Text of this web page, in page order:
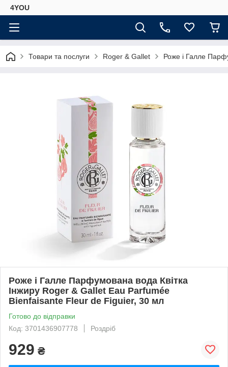
4YOU
Товари та послуги Roger & Gallet Роже і Галле
Роже і Галле Парфумована вода Квітка
Інжиру Roger & Gallet Eau Parfumée
Bienfaisante Fleur de Figuier, 30 мл
Готово до відправки
Код: 3701436907778
Роздріб
929 ₴